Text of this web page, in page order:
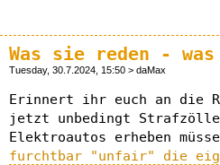
Was sie reden -
Tuesday, 30.7.2024, 15:50 > daMax
Erinnert ihr euch an die
jetzt unbedingt
Elektroautos erheben
furchtbar "unfair" die